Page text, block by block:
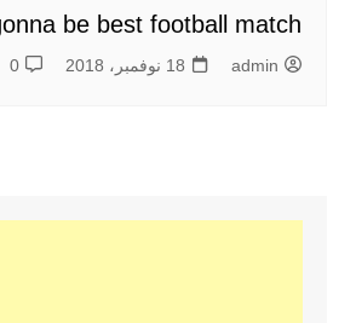
be best football match
admin 18 نوفمبر، 2018 0